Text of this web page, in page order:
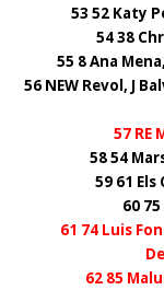
53 52 Katy
54 38
55 8 Ana
56 NEW Revol, J
57 RE
58 54
59 61 Els
60
61 74 Luis
62 85